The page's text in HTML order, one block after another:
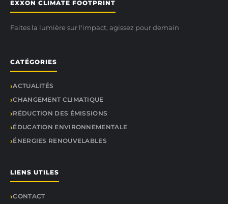
EXXON CLIMATE FOOTPRINT
Faites la lumière sur l'impact, agissez pour demain
CATÉGORIES
ACTUALITÉS
CHANGEMENT CLIMATIQUE
RÉDUCTION DES ÉMISSIONS
ÉDUCATION ENVIRONNEMENTALE
ÉNERGIES RENOUVELABLES
LIENS UTILES
CONTACT